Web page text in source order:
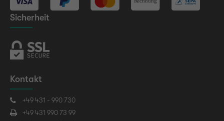
Sicherheit
Kontakt
+49 431 - 990 730
+49 431 990 73 99